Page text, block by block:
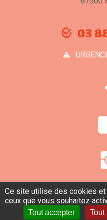
03
Ce site utilise des cookies
ceux que vous souhaitez
Tout accepter Tout